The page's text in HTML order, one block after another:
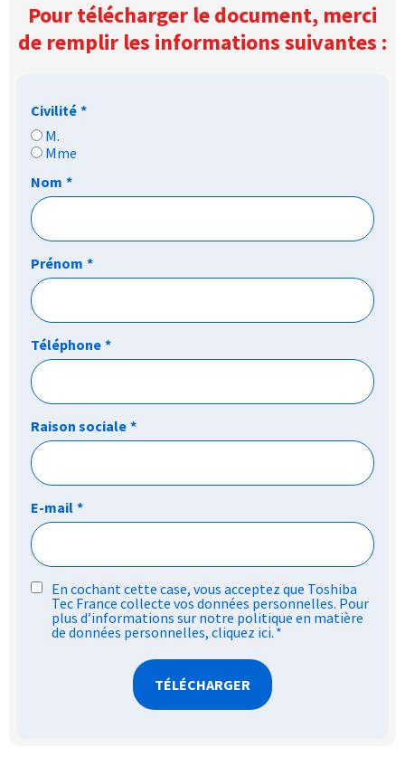
Pour télécharger le document, merci
de remplir les informations suivantes :
Civilité *
M.
Mme
Nom *
Prénom *
Téléphone *
Raison sociale *
E-mail *
RGPDEn cochant cette case, vous acceptez que Toshiba
Tec France collecte vos données personnelles. Pour
plus d’informations sur notre politique en matière
de données personnelles, cliquez ici.*